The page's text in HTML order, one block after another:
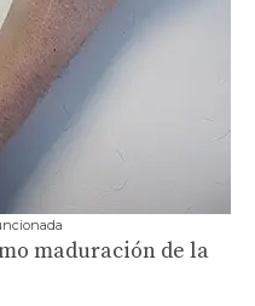
maduración de la